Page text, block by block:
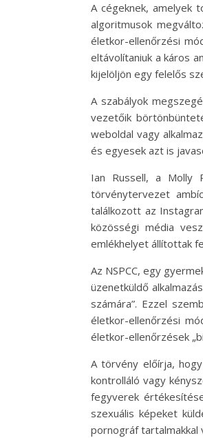
A cégeknek, amelyek
algoritmusok
életkor-ellenőrzési
eltávolítaniuk a káros
kijelöljön egy felelős
A szabályok
vezetőik
weboldal vagy
és egyesek azt is
Ian Russell, a Molly
törvénytervezet
találkozott az
közösségi média
emlékhelyet állítottak
Az NSPCC, egy
üzenetküldő
számára”. Ezzel
életkor-ellenőrzési
életkor-ellenőrzések
A törvény előírja,
kontrolláló vagy
fegyverek
szexuális képeket
pornográf tartalmakkal